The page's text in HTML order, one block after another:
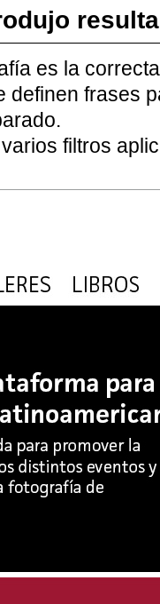
es la
definen frases
filtros